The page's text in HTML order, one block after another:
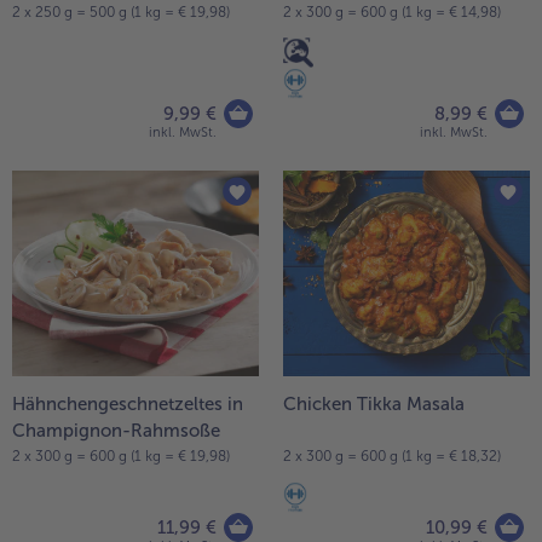
Weiterempfehlen &
2 x 250 g = 500 g (1 kg = € 19,98)
9,99 €
inkl. MwSt.
2 x 300 g = 600 g (1 kg = € 14,98)
8,99 €
inkl. MwSt.
Hähnchengeschnetzeltes in
Champignon-Rahmsoße
2 x 300 g = 600 g (1 kg = € 19,98)
11,99 €
Chicken Tikka Masala
2 x 300 g = 600 g (1 kg = € 18,32)
10,99 €